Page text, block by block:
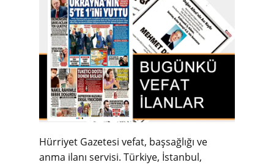
Hürriyet Gazetesi vefat, başsağlığı ve
anma ilanı servisi. Türkiye, İstanbul,